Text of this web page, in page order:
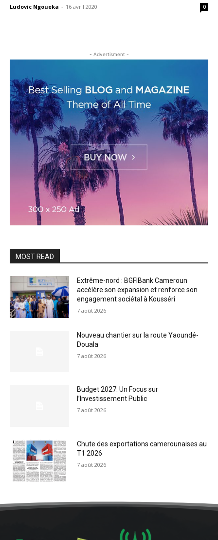
Ludovic Ngoueka - 16 avril 2020 0
- Advertisment -
MOST READ
Extrême-nord : BGFIBank Cameroun
accélère son expansion et renforce son
engagement sociétal à Kousséri
7 août 2026
Nouveau chantier sur la route Yaoundé-
Douala
7 août 2026
Budget 2027: Un Focus sur
l’Investissement Public
7 août 2026
Chute des exportations camerounaises au
T1 2026
7 août 2026